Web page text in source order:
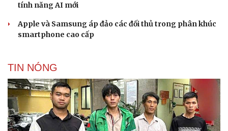
tính năng AI mới
Apple và Samsung áp đảo các đối thủ trong phân khúc
smartphone cao cấp
TIN NÓNG